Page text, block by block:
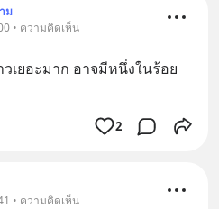
ม
• ความคิดเห็น
เยอะมาก อาจมีหนึ่งในร้อย
2
• ความคิดเห็น